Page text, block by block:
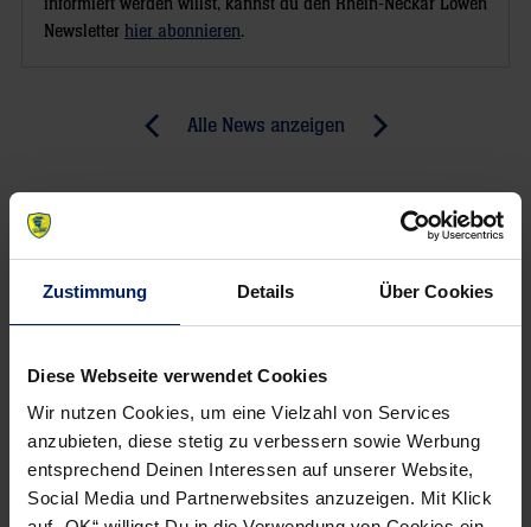
Zustimmung Details Über Cookies
Diese Webseite verwendet Cookies
Wir nutzen Cookies, um eine Vielzahl von Services
anzubieten, diese stetig zu verbessern sowie Werbung
entsprechend Deinen Interessen auf unserer Website,
Social Media und Partnerwebsites anzuzeigen. Mit Klick
informiert werden willst, kannst du den Rhein-Neckar Löwen
Newsletter hier abonnieren.
Löwen
ins
Final
Four
(RNZ)
Alle News anzeigen
21:22
MT
kündigt
Einspruch
gegen
Wertung